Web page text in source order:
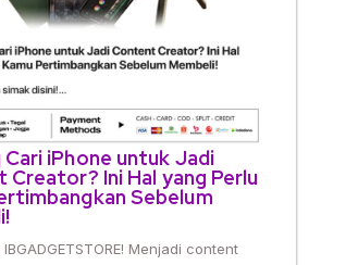
Cari iPhone untuk Jadi
Ini Hal yang Perlu
Sebelum
Menjadi content